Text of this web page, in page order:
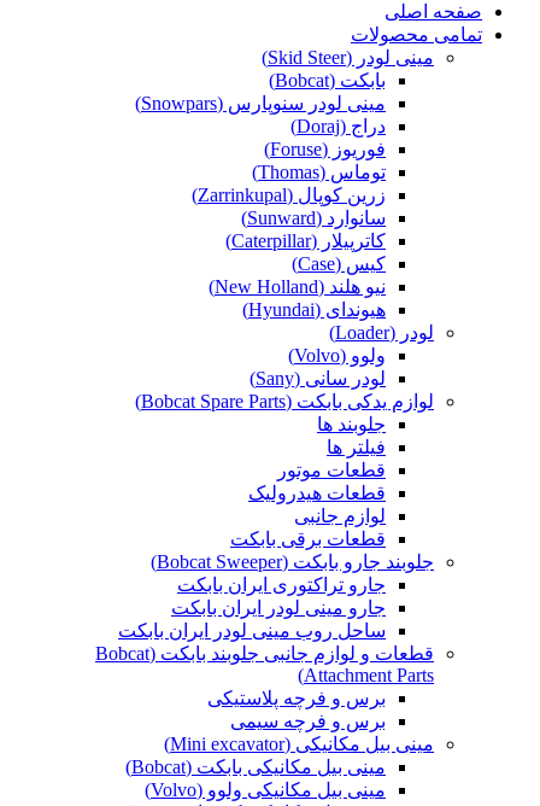
صفحه اصلی
تمامی محصولات
مینی لودر (Skid Steer)
بابکت (Bobcat)
مینی لودر سنوپارس (Snowpars)
دراج (Doraj)
فوریوز (Foruse)
توماس (Thomas)
زرین کوپال (Zarrinkupal)
سانوارد (Sunward)
کاترپیلار (Caterpillar)
کیس (Case)
نیو هلند (New Holland)
هیوندای (Hyundai)
لودر (Loader)
ولوو (Volvo)
لودر سانی (Sany)
لوازم یدکی بابکت (Bobcat Spare Parts)
جلوبند ها
فیلتر ها
قطعات موتور
قطعات هیدرولیک
لوازم جانبی
قطعات برقی بابکت
جلوبند جارو بابکت (Bobcat Sweeper)
جارو تراکتوری ایران بابکت
جارو مینی لودر ایران بابکت
ساحل روب مینی لودر ایران بابکت
قطعات و لوازم جانبی جلوبند بابکت (Bobcat
Attachment Parts)
برس و فرچه پلاستیکی
برس و فرچه سیمی
مینی بیل مکانیکی (Mini excavator)
مینی بیل مکانیکی بابکت (Bobcat)
مینی بیل مکانیکی ولوو (Volvo)